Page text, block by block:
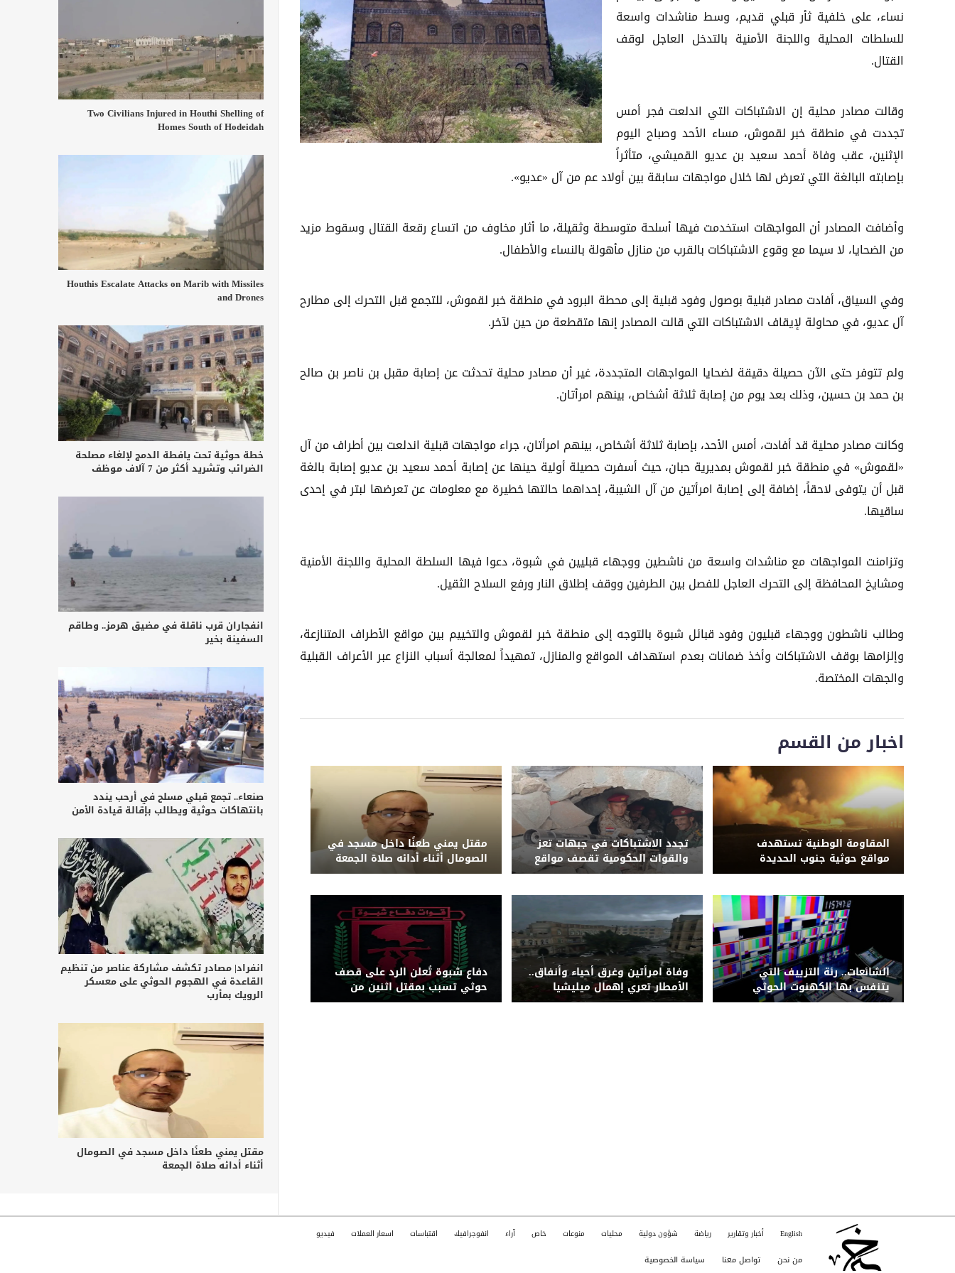
نساء، على خلفية ثأر قبلي قديم، وسط مناشدات واسعة
للسلطات المحلية واللجنة الأمنية بالتدخل العاجل لوقف
القتال.
وقالت مصادر محلية إن الاشتباكات التي اندلعت فجر أمس
تجددت في منطقة خبر لقموش، مساء الأحد وصباح اليوم
الإثنين، عقب وفاة أحمد سعيد بن عديو القميشي، متأثراً
بإصابته البالغة التي تعرض لها خلال مواجهات سابقة بين أولاد عم من آل «عديو».
وأضافت المصادر أن المواجهات استخدمت فيها أسلحة متوسطة وثقيلة، ما أثار مخاوف من اتساع رقعة القتال وسقوط مزيد
من الضحايا، لا سيما مع وقوع الاشتباكات بالقرب من منازل مأهولة بالنساء والأطفال.
وفي السياق، أفادت مصادر قبلية بوصول وفود قبلية إلى محطة البرود في منطقة خبر لقموش، للتجمع قبل التحرك إلى مطارح
آل عديو، في محاولة لإيقاف الاشتباكات التي قالت المصادر إنها متقطعة من حين لآخر.
ولم تتوفر حتى الآن حصيلة دقيقة لضحايا المواجهات المتجددة، غير أن مصادر محلية تحدثت عن إصابة مقبل بن ناصر بن صالح
بن حمد بن حسين، وذلك بعد يوم من إصابة ثلاثة أشخاص، بينهم امرأتان.
وكانت مصادر محلية قد أفادت، أمس الأحد، بإصابة ثلاثة أشخاص، بينهم امرأتان، جراء مواجهات قبلية اندلعت بين أطراف من آل
«لقموش» في منطقة خبر لقموش بمديرية حبان، حيث أسفرت حصيلة أولية حينها عن إصابة أحمد سعيد بن عديو إصابة بالغة
قبل أن يتوفى لاحقاً، إضافة إلى إصابة امرأتين من آل الشيبة، إحداهما حالتها خطيرة مع معلومات عن تعرضها لبتر في إحدى
ساقيها.
وتزامنت المواجهات مع مناشدات واسعة من ناشطين ووجهاء قبليين في شبوة، دعوا فيها السلطة المحلية واللجنة الأمنية
ومشايخ المحافظة إلى التحرك العاجل للفصل بين الطرفين ووقف إطلاق النار ورفع السلاح الثقيل.
وطالب ناشطون ووجهاء قبليون وفود قبائل شبوة بالتوجه إلى منطقة خبر لقموش والتخييم بين مواقع الأطراف المتنازعة،
وإلزامها بوقف الاشتباكات وأخذ ضمانات بعدم استهداف المواقع والمنازل، تمهيداً لمعالجة أسباب النزاع عبر الأعراف القبلية
والجهات المختصة.
اخبار من القسم
المقاومة الوطنية تستهدف
مواقع حوثية جنوب الحديدة
وتضرب مراكز قيادة وتحصينات
تجدد الاشتباكات في جبهات تعز
والقوات الحكومية تقصف مواقع
حوثية
مقتل يمني طعنًا داخل مسجد في
الصومال أثناء أدائه صلاة الجمعة
الشائعات.. رئة التزييف التي
يتنفس بها الكهنوت الحوثي
وفاة امرأتين وغرق أحياء وأنفاق..
الأمطار تعري إهمال ميليشيا
الحوثي لشبكة التصريف بصنعاء
دفاع شبوة تُعلن الرد على قصف
حوثي تسبب بمقتل اثنين من
قواتها بجبهة حريب
Two Civilians Injured in Houthi Shelling of
Homes South of Hodeidah
Houthis Escalate Attacks on Marib with Missiles
and Drones
خطة حوثية تحت يافطة الدمج لإلغاء مصلحة
الضرائب وتشريد أكثر من 7 آلاف موظف
انفجاران قرب ناقلة في مضيق هرمز.. وطاقم
السفينة بخير
صنعاء.. تجمع قبلي مسلح في أرحب يندد
بانتهاكات حوثية ويطالب بإقالة قيادة الأمن
انفراد| مصادر تكشف مشاركة عناصر من تنظيم
القاعدة في الهجوم الحوثي على معسكر
الرويك بمأرب
مقتل يمني طعنًا داخل مسجد في الصومال
أثناء أدائه صلاة الجمعة
English أخبار وتقارير رياضة شؤون دولية محليات منوعات خاص آراء انفوجرافيك اقتباسات اسعار العملات فيديو
من نحن تواصل معنا سياسة الخصوصية